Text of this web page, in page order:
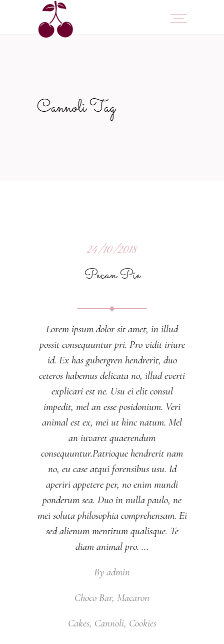
Cannoli Tag
24/10/2018
Pecan Pie
Lorem ipsum dolor sit amet, in illud
possit consequuntur pri. Pro vidit iriure
id. Ex has gubergren hendrerit, duo
ceteros habemus delicata no, illud everti
explicari est ne. Usu ei elit consul
impedit, mel an esse posidonium. Veri
animal est ex, mei ut hinc natum. Mel
an iuvaret quaerendum
consequuntur.Patrioque hendrerit nam
no, eu case atqui forensibus usu. Id
aperiri appetere per, no enim mundi
ponderum sea. Duo in nulla paulo, ne
mei soluta philosophia comprehensam. Ei
sed alienum mentitum qualisque. Te
diam animal pro.
By admin
Choco Bar, Macaron
Cakes, Cannoli, Cookies